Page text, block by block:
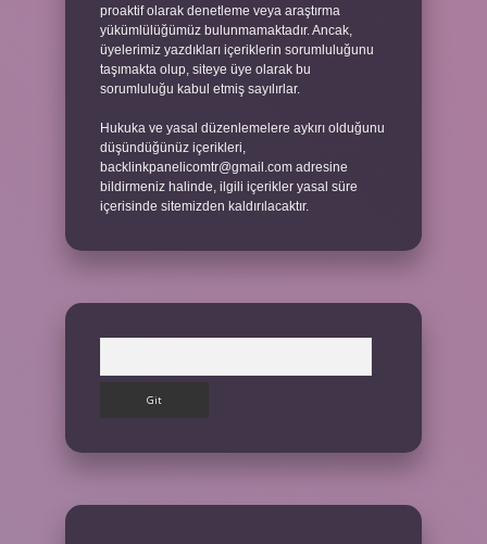
proaktif olarak denetleme veya araştırma
yükümlülüğümüz bulunmamaktadır. Ancak,
üyelerimiz yazdıkları içeriklerin sorumluluğunu
taşımakta olup, siteye üye olarak bu
sorumluluğu kabul etmiş sayılırlar.
Hukuka ve yasal düzenlemelere aykırı olduğunu
düşündüğünüz içerikleri,
backlinkpanelicomtr@gmail.com adresine
bildirmeniz halinde, ilgili içerikler yasal süre
içerisinde sitemizden kaldırılacaktır.